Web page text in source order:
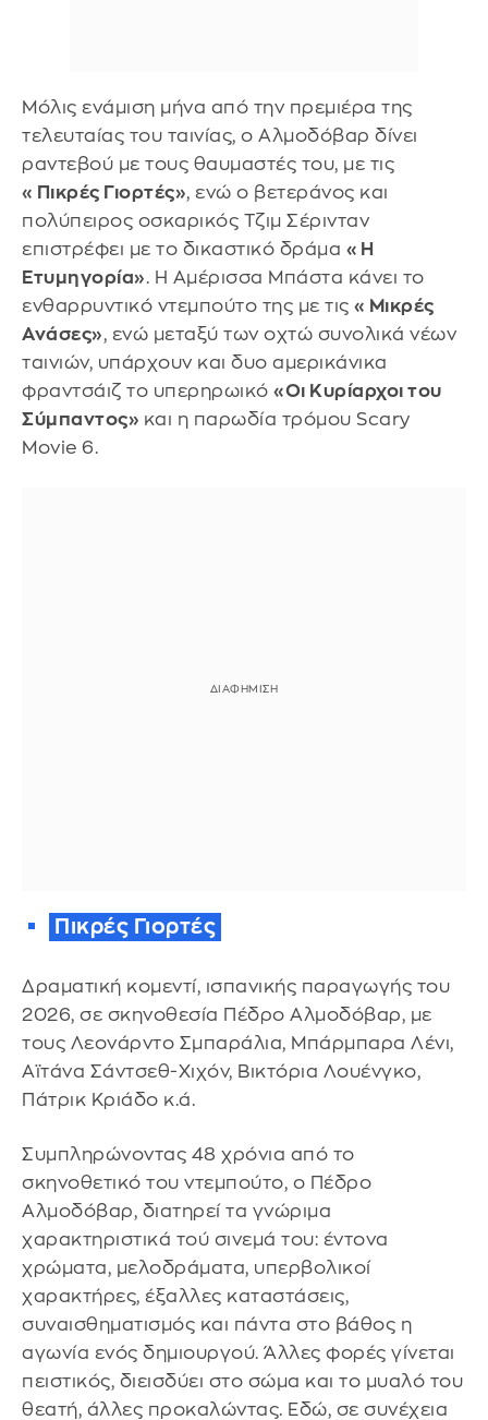
Μόλις ενάμιση μήνα από την πρεμιέρα της
τελευταίας του ταινίας, ο Αλμοδόβαρ δίνει
ραντεβού με τους θαυμαστές του, με τις
«Πικρές Γιορτές», ενώ ο βετεράνος και
πολύπειρος οσκαρικός Τζιμ Σέρινταν
επιστρέφει με το δικαστικό δράμα «Η
Ετυμηγορία». Η Αμέρισσα Μπάστα κάνει το
ενθαρρυντικό ντεμπούτο της με τις «Μικρές
Ανάσες», ενώ μεταξύ των οχτώ συνολικά νέων
ταινιών, υπάρχουν και δυο αμερικάνικα
φραντσάιζ το υπερηρωικό «Οι Κυρίαρχοι του
Σύμπαντος» και η παρωδία τρόμου Scary
Movie 6.
Πικρές Γιορτές
Δραματική κομεντί, ισπανικής παραγωγής του
2026, σε σκηνοθεσία Πέδρο Αλμοδόβαρ, με
τους Λεονάρντο Σμπαράλια, Μπάρμπαρα Λένι,
Αϊτάνα Σάντσεθ-Χιχόν, Βικτόρια Λουένγκο,
Πάτρικ Κριάδο κ.ά.
Συμπληρώνοντας 48 χρόνια από το
σκηνοθετικό του ντεμπούτο, ο Πέδρο
Αλμοδόβαρ, διατηρεί τα γνώριμα
χαρακτηριστικά τού σινεμά του: έντονα
χρώματα, μελοδράματα, υπερβολικοί
χαρακτήρες, έξαλλες καταστάσεις,
συναισθηματισμός και πάντα στο βάθος η
αγωνία ενός δημιουργού. Άλλες φορές γίνεται
πειστικός, διεισδύει στο σώμα και το μυαλό του
θεατή, άλλες προκαλώντας. Εδώ, σε συνέχεια